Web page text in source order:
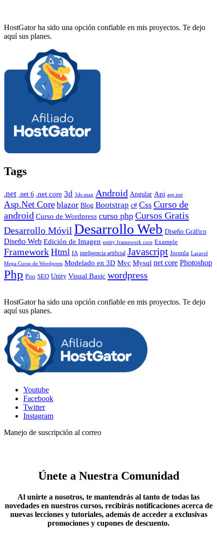
HostGator ha sido una opción confiable en mis proyectos. Te dejo
aquí sus planes.
Tags
.net .net 6 .net core 3d 3ds max Android Angular Api asp.net
Asp.Net Core blazor Blog Bootstrap c# Css Curso de
android Curso de Wordpress curso php Cursos Gratis
Desarrollo Móvil Desarrollo Web Diseño Gráfico
Diseño Web Edición de Imagen entity framework core Example
FrameworkHtml IA inteligencia artificial Javascript Joomla Laravel
Mega Curso de Wordpress Modelado en 3D Mvc Mysql net core Photoshop
Php Poo SEO Unity Visual Basic wordpress
HostGator ha sido una opción confiable en mis proyectos. Te dejo
aquí sus planes.
Youtube
Facebook
Twitter
Instagram
Manejo de suscripción al correo
Únete a Nuestra Comunidad
Al unirte a nosotros, te mantendrás al tanto de todas las
novedades en nuestros cursos, recibirás notificaciones acerca de
nuevas lecciones y tutoriales, además de acceder a exclusivas
promociones y cupones de descuento.